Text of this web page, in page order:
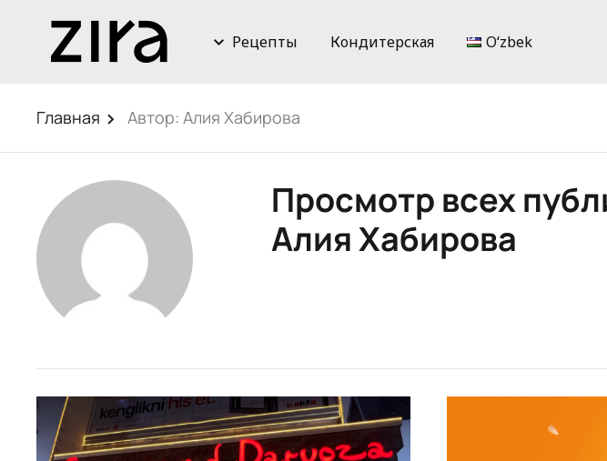
Рецепты Кондитерская Oʻzbek
Главная Автор: Алия Хабирова
Просмотр всех
Алия Хабирова